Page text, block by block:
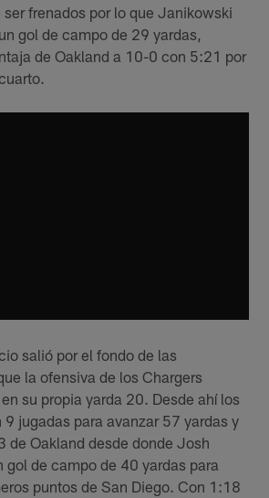
frenados por lo que Janikowski
gol de campo de 29 yardas,
de Oakland a 10-0 con 5:21 por
salió por el fondo de las
la ofensiva de los Chargers
su propia yarda 20. Desde ahí los
jugadas para avanzar 57 yardas y
de Oakland desde donde Josh
gol de campo de 40 yardas para
puntos de San Diego. Con 1:18